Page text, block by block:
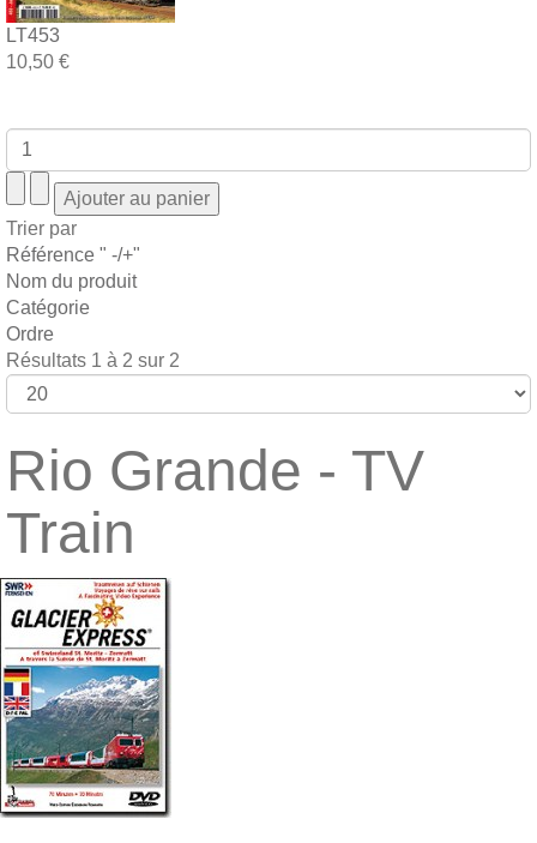
LT453
10,50 €
Trier par
Référence " -/+"
Nom du produit
Catégorie
Ordre
Résultats 1 à 2 sur 2
Rio Grande - TV
Train